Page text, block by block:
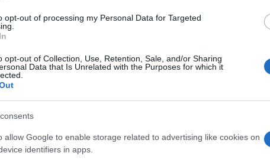
opt-out of processing my Personal Data for Targeted
opt-out of Collection, Use, Retention, Sale, and/or Sharing
Data that Is Unrelated with the Purposes for which it
allow Google to enable storage related to advertising like cookies on
identifiers in apps.
Πορτογάλο στην χώρα τους. Μάλιστα τονίζει πως
να κατακτήσει το πρωτάθλημα με την